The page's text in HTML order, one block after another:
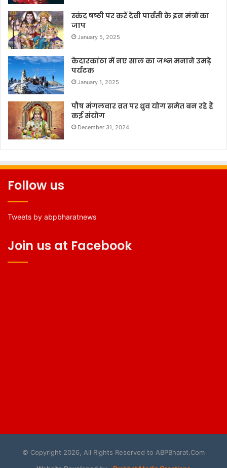
स्कंद षष्ठी पर करें देवी पार्वती के इन मंत्रों का
जाप
January 5, 2025
केदारकांठा में नए साल का जश्न मनाने उमड़े
पर्यटक
January 1, 2025
पौष मंगलवार व्रत पर ध्रुव योग समेत बन रहे हैं
कई संयोग
December 31, 2024
Follow us
Tweets by abpbharatnews
Join us at Facebook
© Copyright 2026, All Rights Reserved to ABPBharat.Com